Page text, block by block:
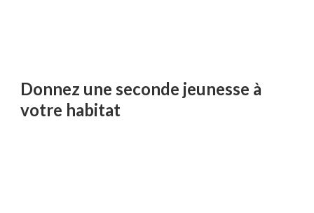
Donnez une seconde jeunesse à
votre habitat